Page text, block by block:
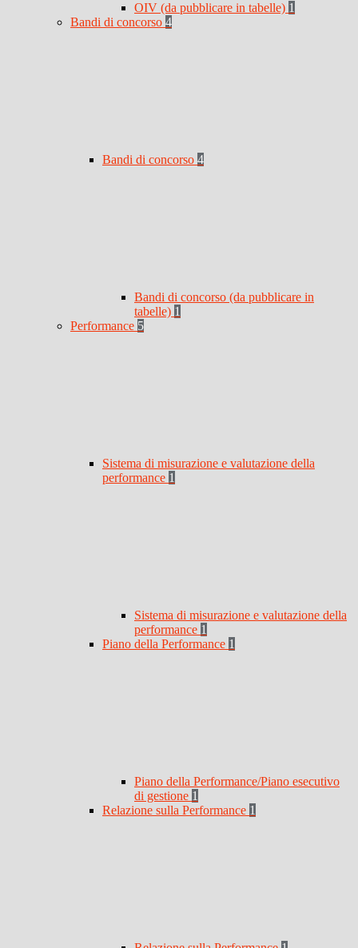
OIV (da pubblicare in tabelle) 1
Bandi di concorso 4
Bandi di concorso 4
Bandi di concorso (da pubblicare in
tabelle) 1
Performance 5
Sistema di misurazione e valutazione della
performance 1
Sistema di misurazione e valutazione della
performance 1
Piano della Performance 1
Piano della Performance/Piano esecutivo
di gestione 1
Relazione sulla Performance 1